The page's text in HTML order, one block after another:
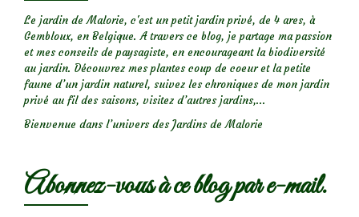
Le jardin de Malorie, c'est un petit jardin privé, de 4 ares, à
Gembloux, en Belgique. A travers ce blog, je partage ma passion
et mes conseils de paysagiste, en encourageant la biodiversité
au jardin. Découvrez mes plantes coup de coeur et la petite
faune d’un jardin naturel, suivez les chroniques de mon jardin
privé au fil des saisons, visitez d’autres jardins,...
Bienvenue dans l’univers des Jardins de Malorie
Abonnez-vous à ce blog par e-mail.